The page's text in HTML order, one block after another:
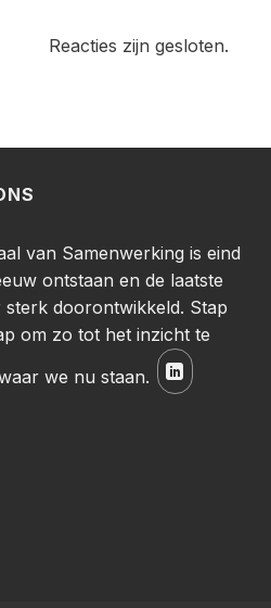
Reacties zijn gesloten.
van Samenwerking is eind
ontstaan en de laatste
sterk doorontwikkeld. Stap
om zo tot het inzicht te
we nu staan.